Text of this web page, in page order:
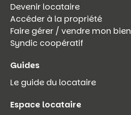
Devenir locataire
Accéder à la propriété
Faire gérer / vendre mon bien
Syndic coopératif
Guides
Le guide du locataire
Espace locataire